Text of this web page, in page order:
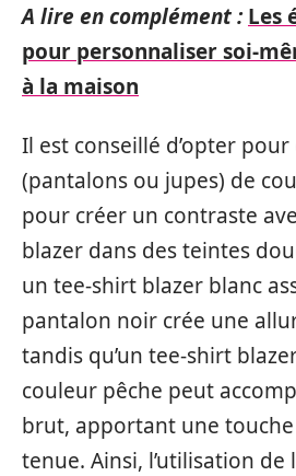
A lire en complément : Les
pour personnaliser soi-
à la maison
Il est conseillé d’opter pour
(pantalons ou jupes) de
pour créer un contraste
blazer dans des teintes
un tee-shirt blazer blanc
pantalon noir crée une
tandis qu’un tee-shirt
couleur pêche peut
brut, apportant une
tenue. Ainsi, l’utilisation